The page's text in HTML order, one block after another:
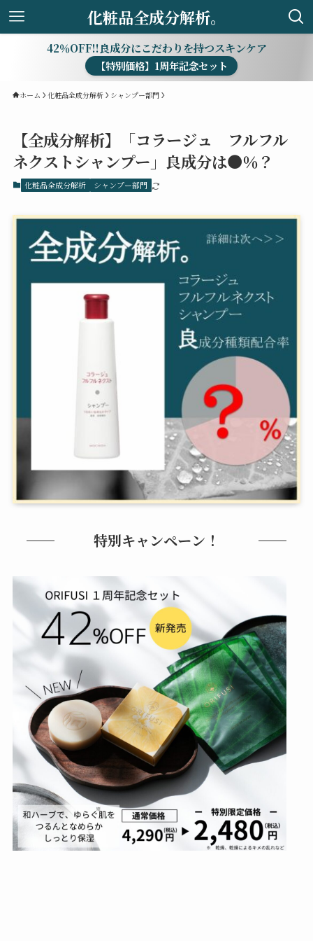
化粧品全成分解析。
42％OFF!!良成分にこだわりを持つスキンケア
【特別価格】1周年記念セット
ホーム 化粧品全成分解析 シャンプー部門
【全成分解析】「コラージュ フルフル
ネクストシャンプー」良成分は●％？
化粧品全成分解析 シャンプー部門
特別キャンペーン！